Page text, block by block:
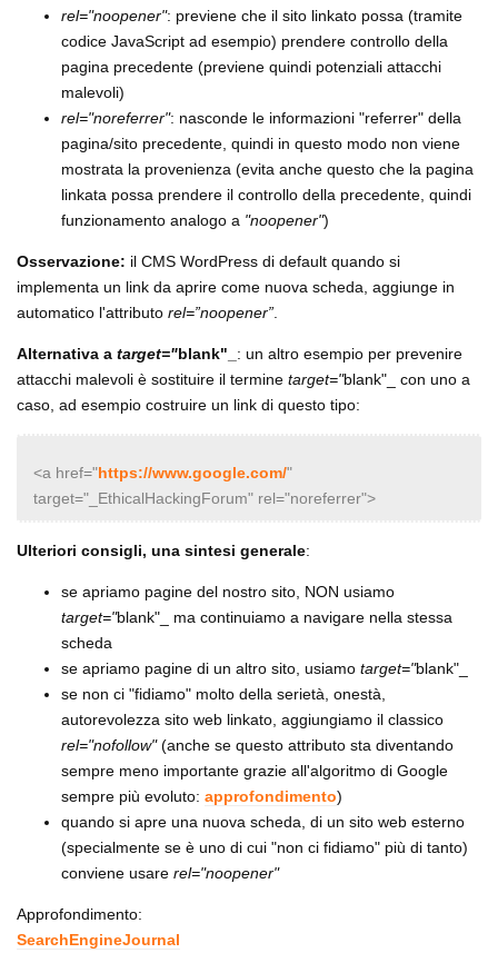
rel="noopener": previene che il sito linkato possa (tramite
codice JavaScript ad esempio) prendere controllo della
pagina precedente (previene quindi potenziali attacchi
malevoli)
rel="noreferrer": nasconde le informazioni "referrer" della
pagina/sito precedente, quindi in questo modo non viene
mostrata la provenienza (evita anche questo che la pagina
linkata possa prendere il controllo della precedente, quindi
funzionamento analogo a "noopener")
Osservazione: il CMS WordPress di default quando si
implementa un link da aprire come nuova scheda, aggiunge in
automatico l'attributo rel=”noopener”
Alternativa a target="blank"_ : un altro esempio per prevenire
attacchi malevoli è sostituire il termine target="blank"_ con uno a
caso, ad esempio costruire un link di questo tipo:
<a href="https://www.google.com/"
target="_EthicalHackingForum" rel="noreferrer">
Ulteriori consigli, una sintesi generale:
se apriamo pagine del nostro sito, NON usiamo
target="blank"_ ma continuiamo a navigare nella stessa
scheda
se apriamo pagine di un altro sito, usiamo target="blank"_
se non ci "fidiamo" molto della serietà, onestà,
autorevolezza sito web linkato, aggiungiamo il classico
rel="nofollow"(anche se questo attributo sta diventando
sempre meno importante grazie all'algoritmo di Google
sempre più evoluto: approfondimento)
quando si apre una nuova scheda, di un sito web esterno
(specialmente se è uno di cui "non ci fidiamo" più di tanto)
conviene usare rel="noopener"
Approfondimento:
SearchEngineJournal